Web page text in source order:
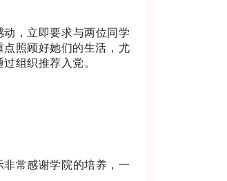
，立即要求与两位同学
照顾好她们的生活，尤
组织推荐入党。
常感谢学院的培养，一